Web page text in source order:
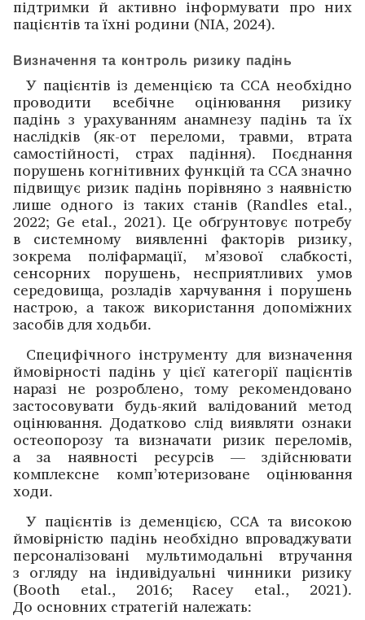
підтримки й активно інформувати про них
пацієнтів та їхні родини (NIA, 2024).
Визначення та контроль ризику падінь
У пацієнтів із деменцією та ССА необхідно
проводити всебічне оцінювання ризику
падінь з урахуванням анамнезу падінь та їх
наслідків (як-от переломи, травми, втрата
самостійності, страх падіння). Поєднання
порушень когнітивних функцій та ССА значно
підвищує ризик падінь порівняно з наявністю
лише одного із таких станів (Randles etal.,
2022; Ge etal., 2021). Це обґрунтовує потребу
в системному виявленні факторів ризику,
зокрема поліфармації, м’язової слабкості,
сенсорних порушень, несприятливих умов
середовища, розладів харчування і порушень
настрою, а також використання допоміжних
засобів для ходьби.
Специфічного інструменту для визначення
ймовірнос­ті падінь у цієї категорії пацієнтів
наразі не розроблено, тому рекомендовано
застосовувати будь-який валідований метод
оцінювання. Додатково слід виявляти ознаки
остеопорозу та визначати ризик переломів,
а за наявнос­ті ресурсів — здійснювати
комплексне комп’ютеризоване оцінювання
ходи.
У пацієнтів із деменцією, ССА та високою
ймовірніс­тю падінь необхідно впрова­джувати
персоналізовані мультимодальні втручання
з огляду на індивідуальні чинники ризику
(Booth etal., 2016; Racey etal., 2021).
До основних стратегій належать: